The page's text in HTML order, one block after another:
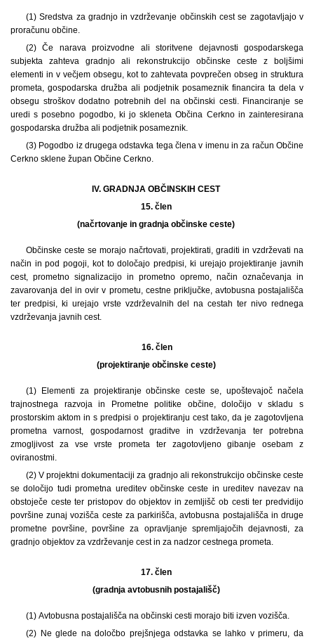
(1) Sredstva za gradnjo in vzdrževanje občinskih cest se zagotavljajo v
proračunu občine.
(2) Če narava proizvodne ali storitvene dejavnosti gospodarskega
subjekta zahteva gradnjo ali rekonstrukcijo občinske ceste z boljšimi
elementi in v večjem obsegu, kot to zahtevata povprečen obseg in struktura
prometa, gospodarska družba ali podjetnik posameznik financira ta dela v
obsegu stroškov dodatno potrebnih del na občinski cesti. Financiranje se
uredi s posebno pogodbo, ki jo skleneta Občina Cerkno in zainteresirana
gospodarska družba ali podjetnik posameznik.
(3) Pogodbo iz drugega odstavka tega člena v imenu in za račun Občine
Cerkno sklene župan Občine Cerkno.
IV. GRADNJA OBČINSKIH CEST
15. člen
(načrtovanje in gradnja občinske ceste)
Občinske ceste se morajo načrtovati, projektirati, graditi in vzdrževati na
način in pod pogoji, kot to določajo predpisi, ki urejajo projektiranje javnih
cest, prometno signalizacijo in prometno opremo, način označevanja in
zavarovanja del in ovir v prometu, cestne priključke, avtobusna postajališča
ter predpisi, ki urejajo vrste vzdrževalnih del na cestah ter nivo rednega
vzdrževanja javnih cest.
16. člen
(projektiranje občinske ceste)
(1) Elementi za projektiranje občinske ceste se, upoštevajoč načela
trajnostnega razvoja in Prometne politike občine, določijo v skladu s
prostorskim aktom in s predpisi o projektiranju cest tako, da je zagotovljena
prometna varnost, gospodarnost graditve in vzdrževanja ter potrebna
zmogljivost za vse vrste prometa ter zagotovljeno gibanje osebam z
oviranostmi.
(2) V projektni dokumentaciji za gradnjo ali rekonstrukcijo občinske ceste
se določijo tudi prometna ureditev občinske ceste in ureditev navezav na
obstoječe ceste ter pristopov do objektov in zemljišč ob cesti ter predvidijo
površine zunaj vozišča ceste za parkirišča, avtobusna postajališča in druge
prometne površine, površine za opravljanje spremljajočih dejavnosti, za
gradnjo objektov za vzdrževanje cest in za nadzor cestnega prometa.
17. člen
(gradnja avtobusnih postajališč)
(1) Avtobusna postajališča na občinski cesti morajo biti izven vozišča.
(2) Ne glede na določbo prejšnjega odstavka se lahko v primeru, da